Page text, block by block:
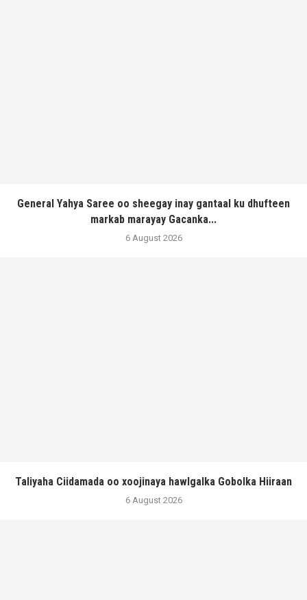
General Yahya Saree oo sheegay inay gantaal ku dhufteen
markab marayay Gacanka...
6 August 2026
Taliyaha Ciidamada oo xoojinaya hawlgalka Gobolka Hiiraan
6 August 2026